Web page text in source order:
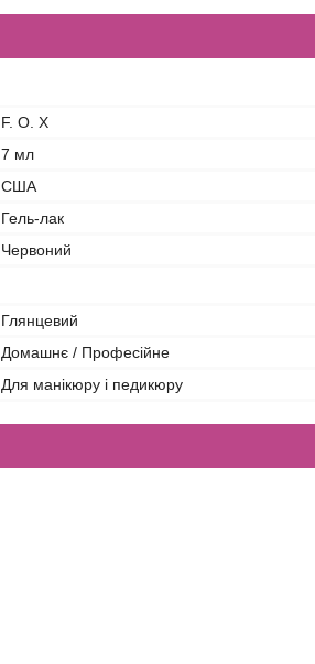
F. O. X
7 мл
США
Гель-лак
Червоний
Глянцевий
Домашнє / Професійне
Для манікюру і педикюру